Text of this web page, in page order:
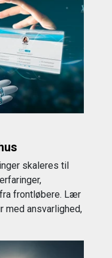
skaleres til
frontløbere. Lær
ansvarlighed,